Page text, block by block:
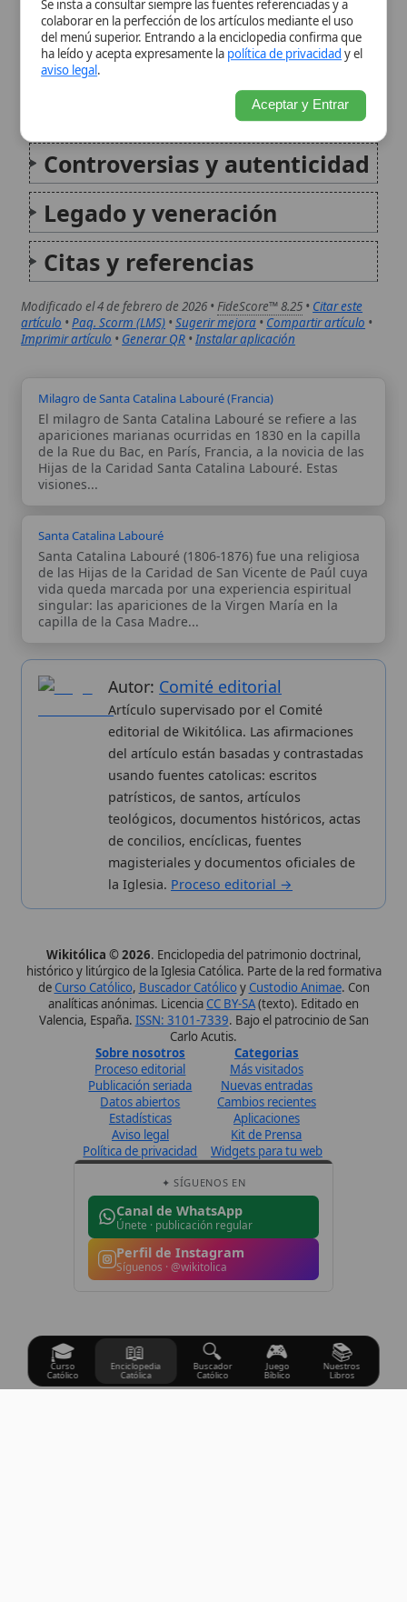
Legado y veneración
Citas y referencias
artículo•Paq. Scorm (LMS)•Sugerir mejora•Compartir artículo•
Imprimir artículo•Generar QR•Instalar aplicación
Milagro de Santa Catalina Labouré (Francia)
El milagro de Santa Catalina Labouré se refiere a las
apariciones marianas ocurridas en 1830 en la capilla
de la Rue du Bac, en París, Francia, a la novicia de las
Hijas de la Caridad Santa Catalina Labouré. Estas
Santa Catalina Labouré
singular: las apariciones de la Virgen María en la
capilla de la Casa Madre...
Autor:Comité editorial
del artículo están basadas y contrastadas
usando fuentes catolicas: escritos
patrísticos, de santos, artículos
teológicos, documentos históricos, actas
de concilios, encíclicas, fuentes
Wikitólica © 2026. Enciclopedia del patrimonio doctrinal,
histórico y litúrgico de la Iglesia Católica. Parte de la red formativa
Curso Católico ,Buscador Católico y Custodio Animae . Con
analíticas anónimas. LicenciaCC BY-SA(texto). Editado en
Valencia, España.ISSN: 3101-7339 . Bajo el patrocinio de San
Carlo Acutis.
Sobre nosotros
Proceso editorial
Publicación seriada
Estadísticas
Aviso legal
Política de privacidad
Categorias
Más visitados
Nuevas entradas
Cambios recientes
Aplicaciones
Kit de Prensa
Widgets para tu web
Canal de WhatsApp
Únete · publicación regular
Perfil de Instagram
Síguenos · @wikitolica